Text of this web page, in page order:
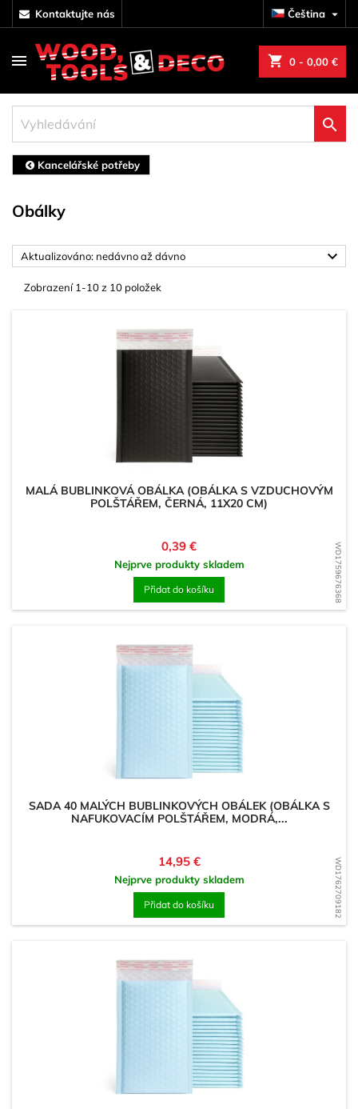
kontaktujte nás Čeština 
shopping_cart 0 - 0,00 €

Kancelářské potřeby
Obálky
Aktualizováno: nedávno až dávno 
Zobrazení 1-10 z 10 položek
WD1759676368
MALÁ BUBLINKOVÁ OBÁLKA (OBÁLKA S VZDUCHOVÝM
POLŠTÁŘEM, ČERNÁ, 11X20 CM)
Cena
0,39 €
Nejprve produkty skladem
Přidat do košíku
WD1762709182
SADA 40 MALÝCH BUBLINKOVÝCH OBÁLEK (OBÁLKA S
NAFUKOVACÍM POLŠTÁŘEM, MODRÁ,...
Cena
14,95 €
Nejprve produkty skladem
Přidat do košíku